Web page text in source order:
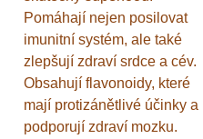
Pomáhají nejen posilovat
imunitní systém, ale také
zlepšují zdraví srdce a cév.
Obsahují flavonoidy, které
mají protizánětlivé účinky a
podporují zdraví mozku.